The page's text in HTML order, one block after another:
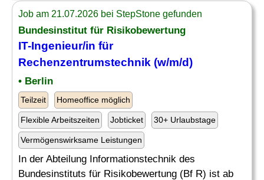
Job am 21.07.2026 bei StepStone gefunden
Bundesinstitut für Risikobewertung
IT-Ingenieur/in für
Rechenzentrumstechnik (w/m/d)
• Berlin
Teilzeit Homeoffice möglich
Flexible Arbeitszeiten Jobticket 30+ Urlaubstage
Vermögenswirksame Leistungen
In der Abteilung Informationstechnik des
Bundesinstituts für Risikobewertung (Bf R) ist ab